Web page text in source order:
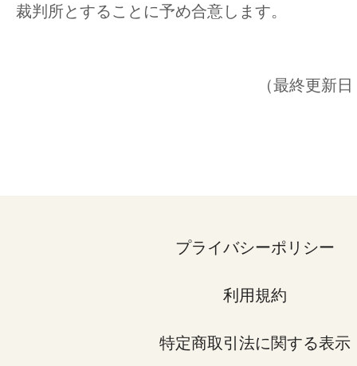
裁判所とすることに予め合意します。
（最終更新
プライバシーポリシー
利用規約
特定商取引法に関する表示